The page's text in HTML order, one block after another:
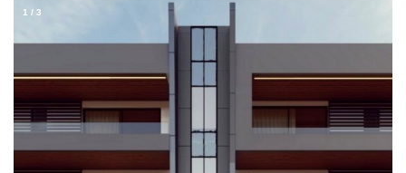
1 / 3